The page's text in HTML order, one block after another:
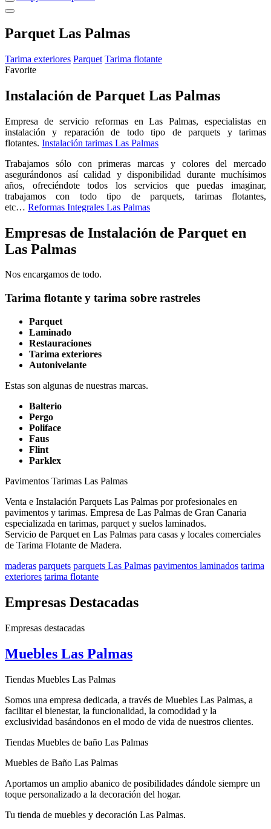
Parquet Las Palmas
Tarima exteriores Parquet Tarima flotante
Favorite
Instalación de Parquet Las Palmas
Empresa de servicio reformas en Las Palmas, especialistas en
instalación y reparación de todo tipo de parquets y tarimas
flotantes. Instalación tarimas Las Palmas
Trabajamos sólo con primeras marcas y colores del mercado
asegurándonos así calidad y disponibilidad durante muchísimos
años, ofreciéndote todos los servicios que puedas imaginar,
trabajamos con todo tipo de parquets, tarimas flotantes,
etc… Reformas Integrales Las Palmas
Empresas de Instalación de Parquet en
Las Palmas
Nos encargamos de todo.
Tarima flotante y tarima sobre rastreles
Parquet
Laminado
Restauraciones
Tarima exteriores
Autonivelante
Estas son algunas de nuestras marcas.
Balterio
Pergo
Poliface
Faus
Flint
Parklex
Pavimentos Tarimas Las Palmas
Venta e Instalación Parquets Las Palmas por profesionales en
pavimentos y tarimas. Empresa de Las Palmas de Gran Canaria
especializada en tarimas, parquet y suelos laminados.
Servicio de Parquet en Las Palmas para casas y locales comerciales
de Tarima Flotante de Madera.
maderas parquets parquets Las Palmas pavimentos laminados tarima
exteriores tarima flotante
Empresas Destacadas
Empresas destacadas
Muebles Las Palmas
Tiendas Muebles Las Palmas
Somos una empresa dedicada, a través de Muebles Las Palmas, a
facilitar el bienestar, la funcionalidad, la comodidad y la
exclusividad basándonos en el modo de vida de nuestros clientes.
Tiendas Muebles de baño Las Palmas
Muebles de Baño Las Palmas
Aportamos un amplio abanico de posibilidades dándole siempre un
toque personalizado a la decoración del hogar.
Tu tienda de muebles y decoración Las Palmas.